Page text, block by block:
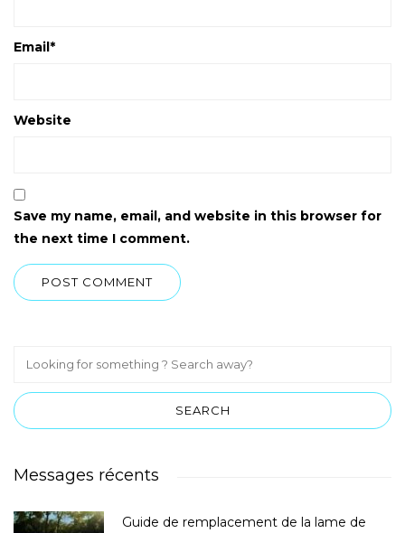
Email *
Website
Save my name, email, and website in this browser for
the next time I comment.
Messages récents
Guide de remplacement de la lame de